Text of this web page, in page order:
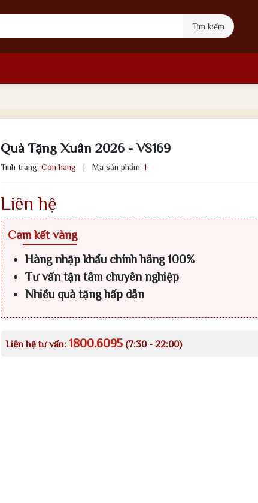
Tìm kiếm
Quà Tặng Xuân 2026 - VS169
Tình trạng: Còn hàng | Mã sản phẩm: 1
Liên hệ
Cam kết vàng
Hàng nhập khẩu chính hãng 100%
Tư vấn tận tâm chuyên nghiệp
Nhiều quà tặng hấp dẫn
Liên hệ tư vấn: 1800.6095 (7:30 - 22:00)